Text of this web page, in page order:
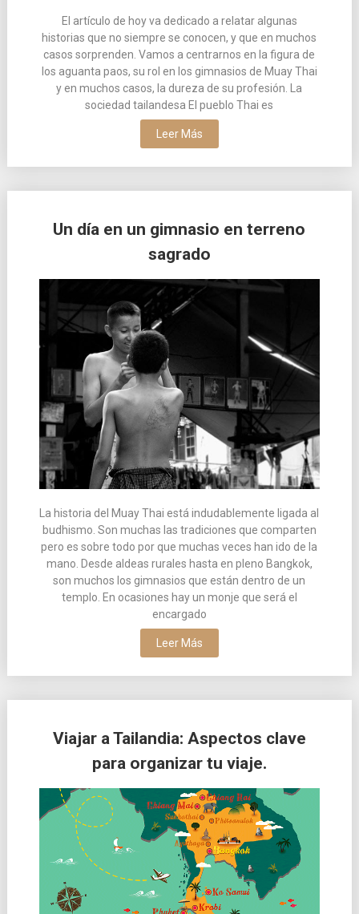
El artículo de hoy va dedicado a relatar algunas
historias que no siempre se conocen, y que en muchos
casos sorprenden. Vamos a centrarnos en la figura de
los aguanta paos, su rol en los gimnasios de Muay Thai
y en muchos casos, la dureza de su profesión. La
sociedad tailandesa El pueblo Thai es
Leer Más
Un día en un gimnasio en terreno
sagrado
La historia del Muay Thai está indudablemente ligada al
budhismo. Son muchas las tradiciones que comparten
pero es sobre todo por que muchas veces han ido de la
mano. Desde aldeas rurales hasta en pleno Bangkok,
son muchos los gimnasios que están dentro de un
templo. En ocasiones hay un monje que será el
encargado
Leer Más
Viajar a Tailandia: Aspectos clave
para organizar tu viaje.